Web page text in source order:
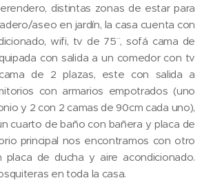
distintas zonas de estar para
aseo en jardín, la casa cuenta con
wifi, tv de 75¨ , sofá cama de
con salida a un comedor con tv
de 2 plazas, este con salida a
con armarios empotrados (uno
y 2 con 2 camas de 90cm cada uno),
cuarto de baño con bañera y placa de
principal nos encontramos con otro
de ducha y aire acondicionado.
en toda la casa.